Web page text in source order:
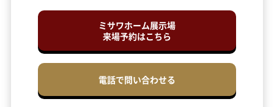
ミサワホーム展示場
来場予約はこちら
電話で問い合わせる